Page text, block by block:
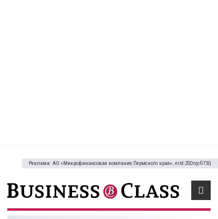
Реклама: АО «Микрофинансовая компания Пермского края», erid:2SDnjcfi73Q